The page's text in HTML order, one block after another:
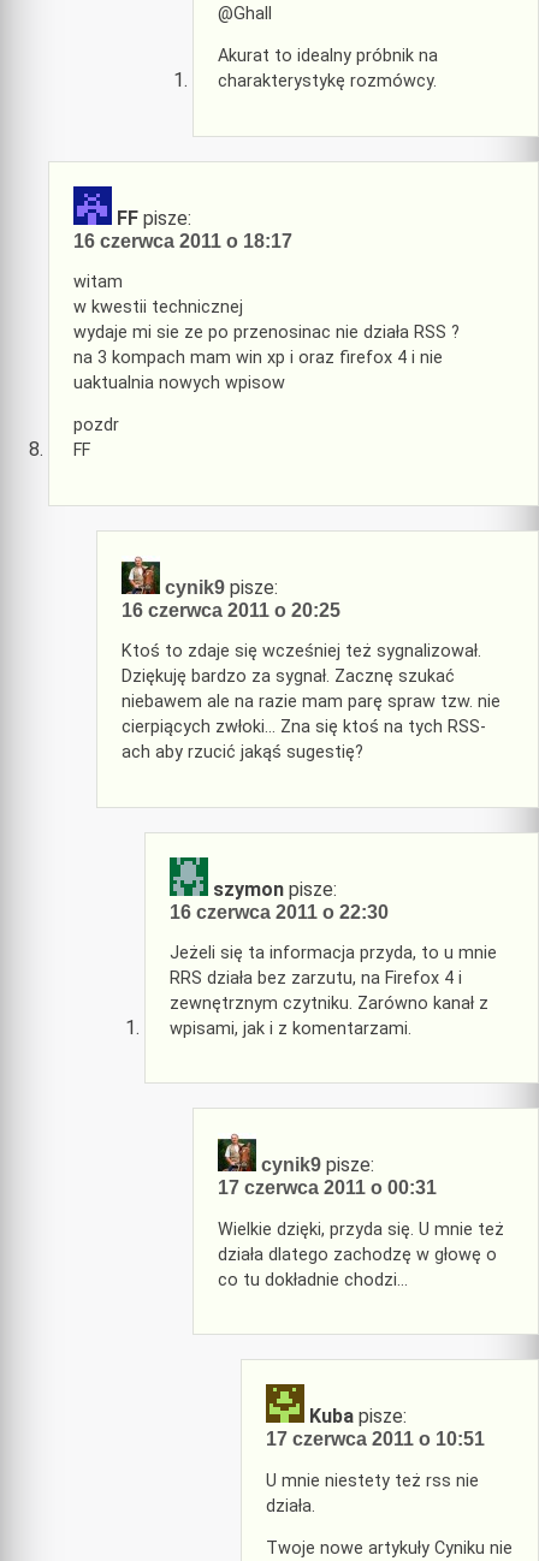
@Ghall
Akurat to idealny próbnik na
charakterystykę rozmówcy.
FF pisze:
16 czerwca 2011 o 18:17
witam
w kwestii technicznej
wydaje mi sie ze po przenosinac nie działa RSS ?
na 3 kompach mam win xp i oraz firefox 4 i nie
uaktualnia nowych wpisow
pozdr
FF
cynik9 pisze:
16 czerwca 2011 o 20:25
Ktoś to zdaje się wcześniej też sygnalizował.
Dziękuję bardzo za sygnał. Zacznę szukać
niebawem ale na razie mam parę spraw tzw. nie
cierpiących zwłoki… Zna się ktoś na tych RSS-
ach aby rzucić jakąś sugestię?
szymon pisze:
16 czerwca 2011 o 22:30
Jeżeli się ta informacja przyda, to u mnie
RRS działa bez zarzutu, na Firefox 4 i
zewnętrznym czytniku. Zarówno kanał z
wpisami, jak i z komentarzami.
cynik9 pisze:
17 czerwca 2011 o 00:31
Wielkie dzięki, przyda się. U mnie też
działa dlatego zachodzę w głowę o
co tu dokładnie chodzi…
Kuba pisze:
17 czerwca 2011 o 10:51
U mnie niestety też rss nie
działa.
Twoje nowe artykuły Cyniku nie